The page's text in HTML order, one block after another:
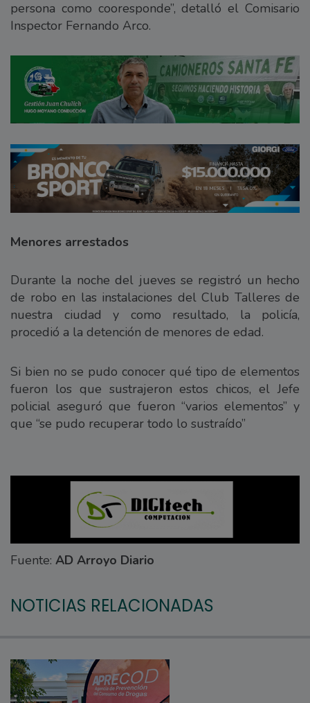
persona como cooresponde”, detalló el Comisario
Inspector Fernando Arco.
Menores arrestados
Durante la noche del jueves se registró un hecho
de robo en las instalaciones del Club Talleres de
nuestra ciudad y como resultado, la policía,
procedió a la detención de menores de edad.
Si bien no se pudo conocer qué tipo de elementos
fueron los que sustrajeron estos chicos, el Jefe
policial aseguró que fueron “varios elementos” y
que “se pudo recuperar todo lo sustraído”
Fuente: AD Arroyo Diario
NOTICIAS RELACIONADAS